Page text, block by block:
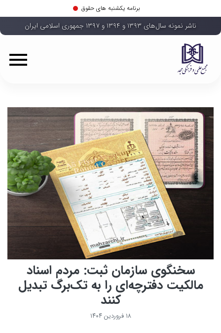
برنامه یکشنبه های حقوق
ناشر نمونه سال‌های ۱۳۹۳ و ۱۳۹۴ و ۱۳۹۷ جمهوری اسلامی ایران
سخنگوی سازمان ثبت: مردم اسناد
مالکیت دفترچه‌ای را به تک‌برگ تبدیل
کنند
۱۸ فروردین ۱۴۰۴